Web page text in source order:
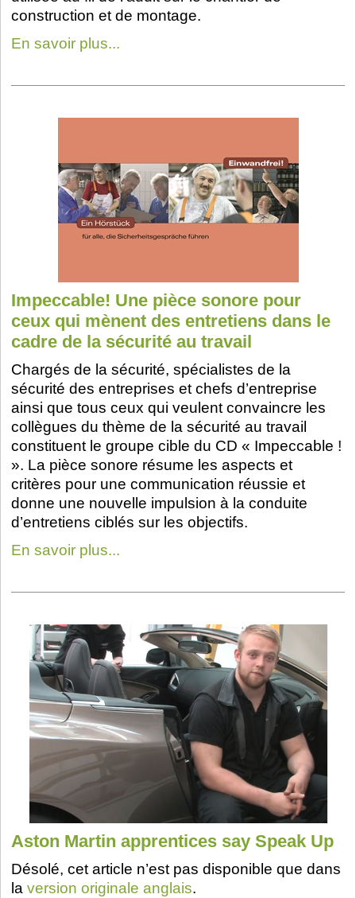
construction et de montage.
En savoir plus...
Impeccable! Une pièce sonore pour
ceux qui mènent des entretiens dans le
cadre de la sécurité au travail
Chargés de la sécurité, spécialistes de la
sécurité des entreprises et chefs d’entreprise
ainsi que tous ceux qui veulent convaincre les
collègues du thème de la sécurité au travail
constituent le groupe cible du CD « Impeccable !
». La pièce sonore résume les aspects et
critères pour une communication réussie et
donne une nouvelle impulsion à la conduite
d’entretiens ciblés sur les objectifs.
En savoir plus...
Aston Martin apprentices say Speak Up
Désolé, cet article n’est pas disponible que dans
laversion originale anglais.